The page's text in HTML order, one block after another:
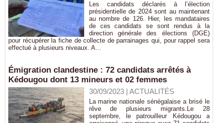
Les candidats déclarés à l’élection
présidentielle de 2024 sont au maintenant
au nombre de 126. Hier, les mandataires
de ces candidats se sont rendus à la
direction générale des élections (DGE)
pour récupérer la fiche de collecte de parrainages qui, pour rappel sera
effectué à plusieurs niveaux. A...
Émigration clandestine : 72 candidats arrêtés à
Kédougou dont 13 mineurs et 02 femmes
30/09/2023| ACTUALITÉS
La marine nationale sénégalaise a brisé le
rêve de plusieurs migrants.Le 28
septembre, le patrouilleur Kédougou a